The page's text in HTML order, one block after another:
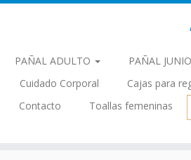
PAÑAL ADULTO PAÑAL
Cuidado Corporal Cajas para
Contacto Toallas femeninas